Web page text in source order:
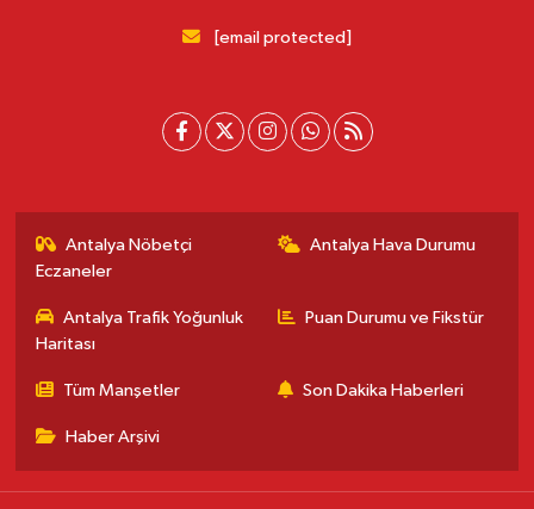
[email protected]
Antalya Nöbetçi
Eczaneler
Antalya Hava Durumu
Antalya Trafik Yoğunluk
Haritası
Puan Durumu ve Fikstür
Tüm Manşetler Son Dakika Haberleri
Haber Arşivi